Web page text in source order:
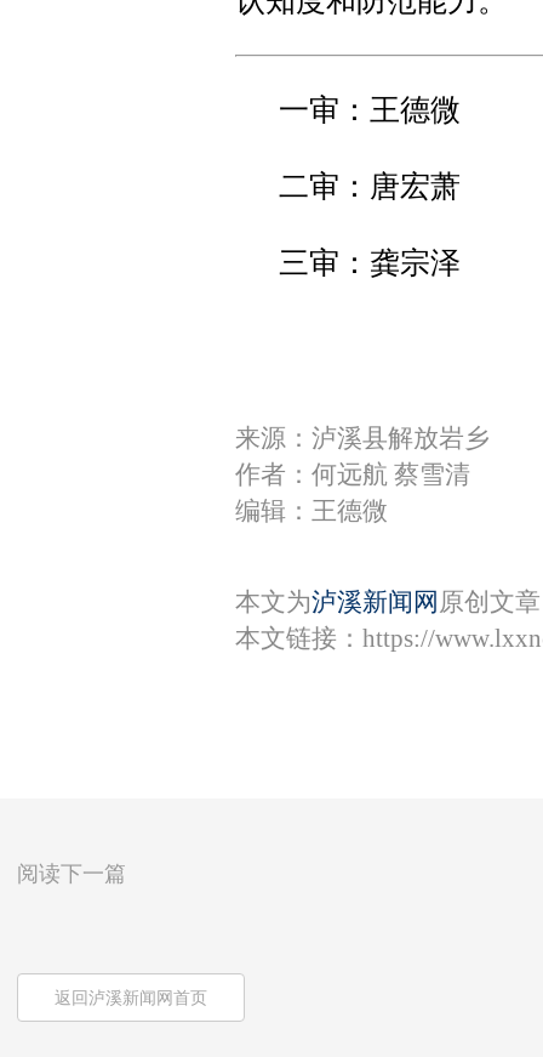
一审：王德微
二审：唐宏萧
三审：龚宗泽
来源：泸溪县解放岩乡
作者：何远航 蔡雪清
编辑：王德微
本文为泸溪新闻网 原创文
本文链接： https://
阅读下一篇
返回泸溪新闻网首页